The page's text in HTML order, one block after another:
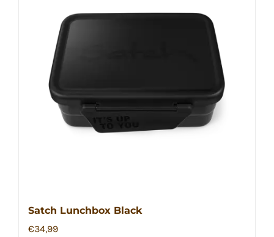
Satch Lunchbox Black
€34,99